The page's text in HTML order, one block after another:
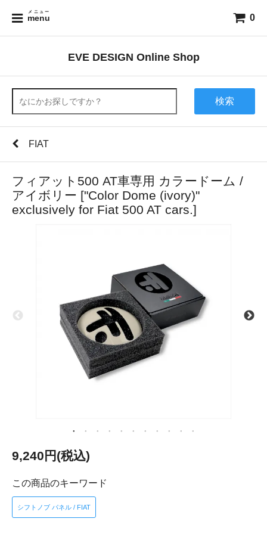
menu
メニュー
0
EVE DESIGN Online Shop
検索
FIAT
フィアット500 AT車専用 カラードーム /
アイボリー ["Color Dome (ivory)"
exclusively for Fiat 500 AT cars.]
9,240円(税込)
この商品のキーワード
シフトノブ パネル / FIAT